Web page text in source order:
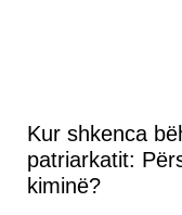
Kur shkenca
patriarkatit:
kiminë?